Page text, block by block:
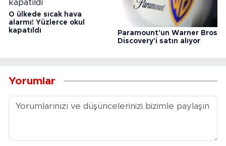
O ülkede sıcak hava
alarmı! Yüzlerce okul
kapatıldı
Paramount'un Warner Bros
Discovery'i satın alıyor
Yorumlar